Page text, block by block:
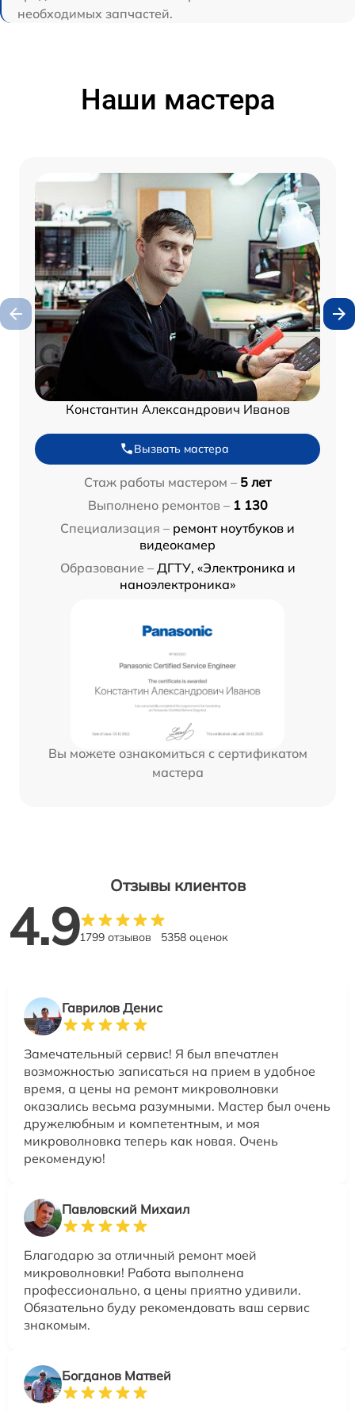
необходимых запчастей.
Наши мастера
Константин Александрович Иванов
Вызвать мастера
Стаж работы мастером – 5 лет
Выполнено ремонтов – 1 130
Специализация – ремонт ноутбуков и
видеокамер
Образование – ДГТУ, «Электроника и
наноэлектроника»
Вы можете ознакомиться с сертификатом
мастера
Отзывы клиентов
4.91799 отзывов 5358 оценок
Гаврилов Денис
Замечательный сервис! Я был впечатлен
возможностью записаться на прием в удобное
время, а цены на ремонт микроволновки
оказались весьма разумными. Мастер был очень
дружелюбным и компетентным, и моя
микроволновка теперь как новая. Очень
рекомендую!
Павловский Михаил
Благодарю за отличный ремонт моей
микроволновки! Работа выполнена
профессионально, а цены приятно удивили.
Обязательно буду рекомендовать ваш сервис
знакомым.
Богданов Матвей